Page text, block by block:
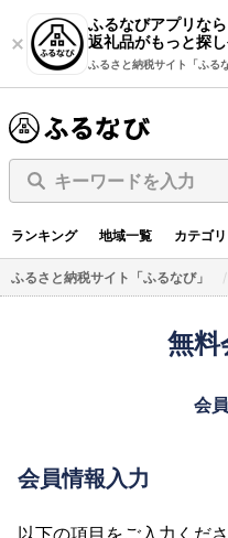
ふるなびアプリなら
返礼品がもっと探し
ふるさと納税サイト「ふる
キーワードを入力
ランキング 地域一覧 カテゴリ
ふるさと納税サイト「ふるなび」
無料
会
会員情報入力
以下の項目をご入力くださ